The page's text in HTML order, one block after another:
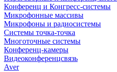
Конференц и Конгресс-системы
Микрофонные массивы
Микрофоны и радиосистемы
Системы точка-точка
Многоточные системы
Конференц-камеры
Видеоконференцсвязь
Aver